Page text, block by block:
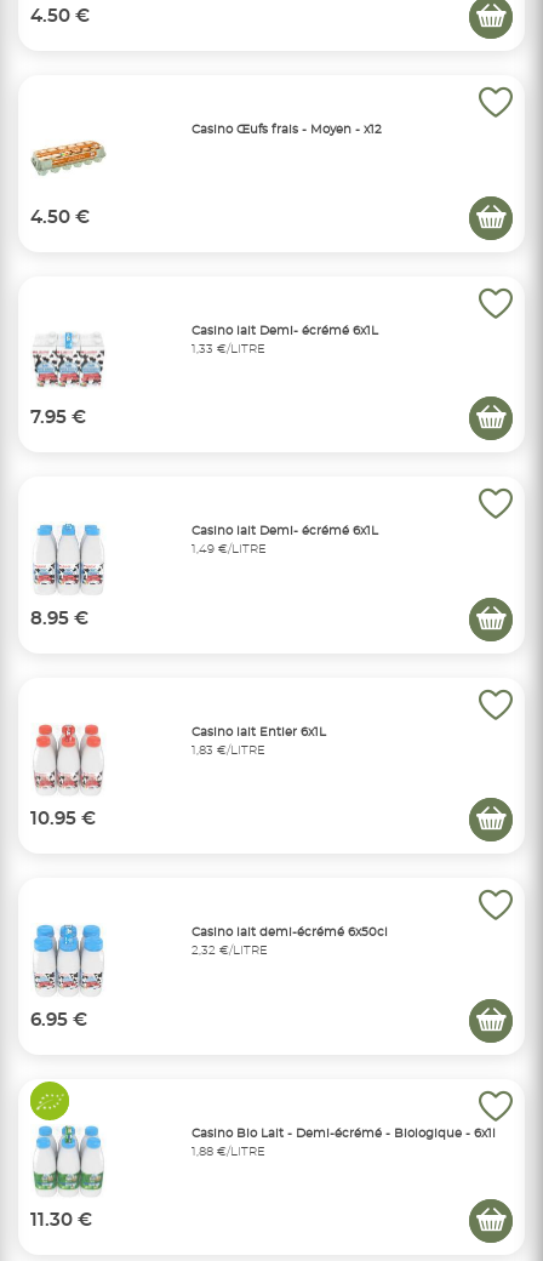
4.50 €
Casino Œufs frais - Moyen - x12
4.50 €
Casino lait Demi- écrémé 6x1L
1,33 €/LITRE
7.95 €
Casino lait Demi- écrémé 6x1L
1,49 €/LITRE
8.95 €
Casino lait Entier 6x1L
1,83 €/LITRE
10.95 €
Casino lait demi-écrémé 6x50cl
2,32 €/LITRE
6.95 €
Casino Bio Lait - Demi-écrémé - Biologique - 6x1l
1,88 €/LITRE
11.30 €